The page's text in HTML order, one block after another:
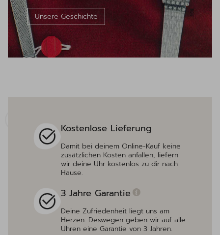
Unsere Geschichte
Kostenlose Lieferung
Damit bei deinem Online-Kauf keine
zusätzlichen Kosten anfallen, liefern
wir deine Uhr kostenlos zu dir nach
Hause.
3 Jahre Garantie
Deine Zufriedenheit liegt uns am
Herzen. Deswegen geben wir auf alle
Uhren eine Garantie von 3 Jahren.